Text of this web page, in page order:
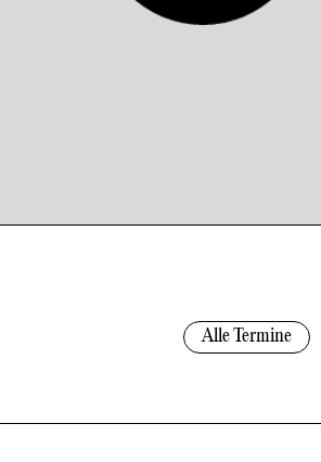
Alle Termine